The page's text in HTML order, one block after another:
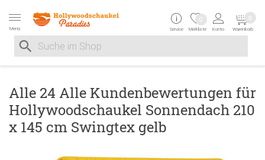
Menü
Suche nach
Suche im Shop, nach der Eingabe von 3 Buchstaben
Service Merkliste
0
Konto Warenkorb
0
Alle 24 Alle Kundenbewertungen für
Hollywoodschaukel Sonnendach 210
x 145 cm Swingtex gelb